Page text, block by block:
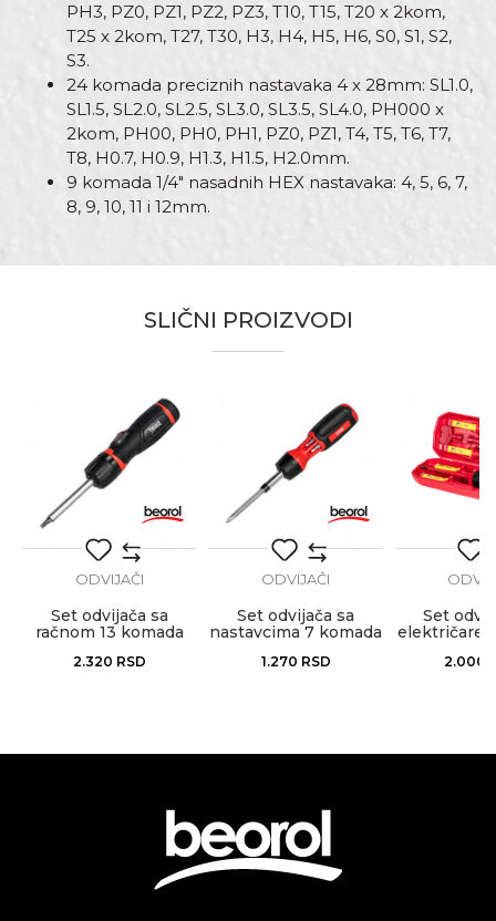
PH3, PZ0, PZ1, PZ2, PZ3, T10, T15, T20 x 2kom,
T25 x 2kom, T27, T30, H3, H4, H5, H6, S0, S1, S2,
S3.
24 komada preciznih nastavaka 4 x 28mm: SL1.0,
SL1.5, SL2.0, SL2.5, SL3.0, SL3.5, SL4.0, PH000 x
2kom, PH00, PH0, PH1, PZ0, PZ1, T4, T5, T6, T7,
T8, H0.7, H0.9, H1.3, H1.5, H2.0mm.
9 komada 1/4" nasadnih HEX nastavaka: 4, 5, 6, 7,
8, 9, 10, 11 i 12mm.
Ergo
68kom
Bravari, Električari, Mehaničari,
Monteri, Varioci, Vodoinstalateri
Brendovi
Beorol
Anti-spam zaštita - izračunajte koliko je 6 - 1 :
SLIČNI PROIZVODI
ODVIJAČI
Set odvijača sa
račnom 13 komada
2.320 RSD
ODVIJAČI
Set odvijača sa
nastavcima 7 komada
1.270 RSD
Set
električare
2.000